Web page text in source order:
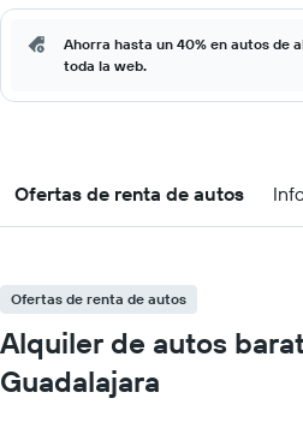
Ahorra hasta un 40% en autos de
toda la web.
Ofertas de renta de autos
Ofertas de renta de autos
Alquiler de autos
Guadalajara